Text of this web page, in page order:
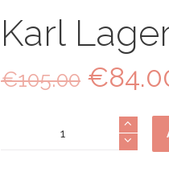
Karl
€105.00 Il
prezzo
era:
€